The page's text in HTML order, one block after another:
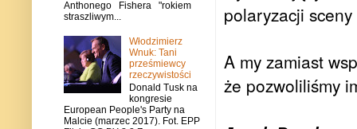
polaryzacji
A my zamiast
że pozwoliliśmy
Anthonego Fishera "rokiem
straszliwym...
Włodzimierz
Wnuk: Tani
prześmiewcy
rzeczywistości
Donald Tusk na
kongresie
European People's Party na
Malcie (marzec 2017). Fot. EPP